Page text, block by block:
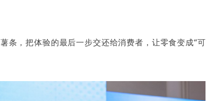
条，把体验的最后一步交还给消费者，让零食变成“可